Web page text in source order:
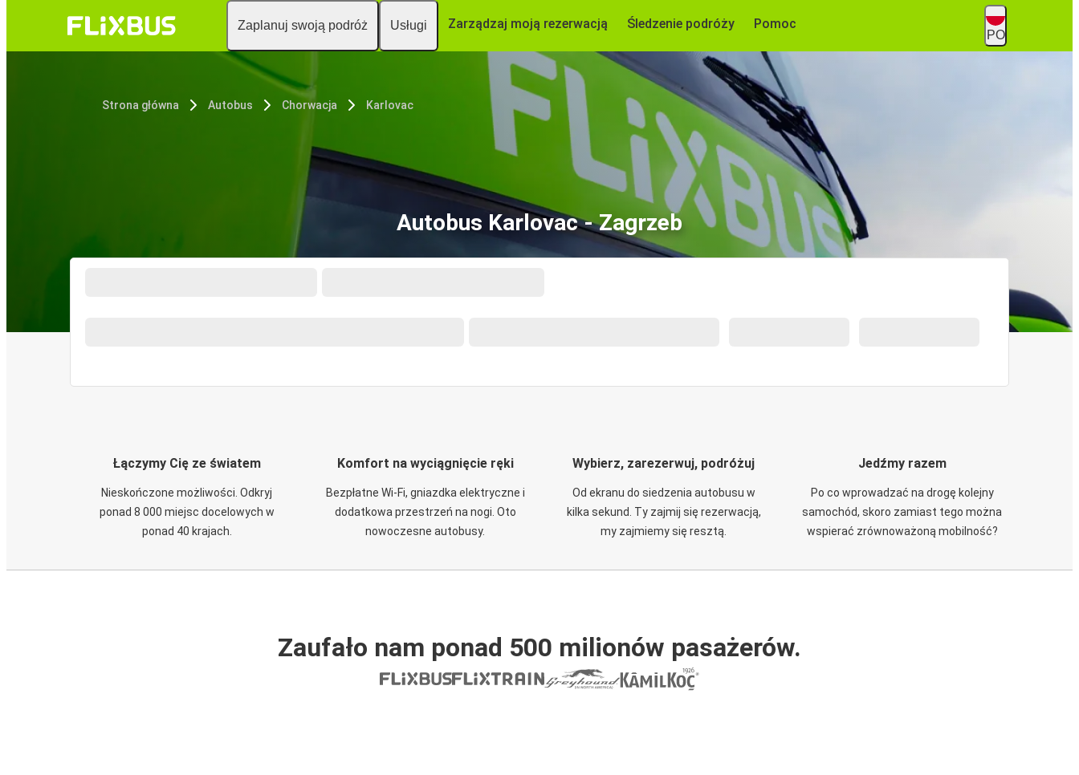
Zaplanuj swoją podróż Usługi Zarządzaj moją rezerwacją Śledzenie podróży Pomoc
PO
Strona główna Autobus Chorwacja Karlovac
Autobus Karlovac - Zagrzeb
Łączymy Cię ze światem
Nieskończone możliwości. Odkryj
ponad 8 000 miejsc docelowych w
ponad 40 krajach.
Komfort na wyciągnięcie ręki
Bezpłatne Wi-Fi, gniazdka elektryczne i
dodatkowa przestrzeń na nogi. Oto
nowoczesne autobusy.
Wybierz, zarezerwuj, podróżuj
Od ekranu do siedzenia autobusu w
kilka sekund. Ty zajmij się rezerwacją,
my zajmiemy się resztą.
Jedźmy razem
Po co wprowadzać na drogę kolejny
samochód, skoro zamiast tego można
wspierać zrównoważoną mobilność?
Zaufało nam ponad 500 milionów pasażerów.